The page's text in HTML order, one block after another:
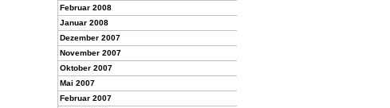
Februar 2008
Januar 2008
Dezember 2007
November 2007
Oktober 2007
Mai 2007
Februar 2007